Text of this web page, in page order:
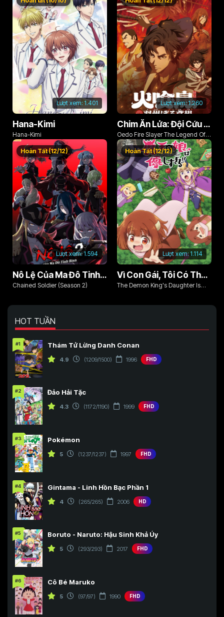
Lượt xem: 1.401
Hana-Kimi
Hana-Kimi
Lượt xem:1.260
Chim Ăn Lửa: Đội Cứu Hỏa Rách Rưới Vùng Ushu
Oedo Fire Slayer The Legend Of
Phoenix
Lượt xem:1.594
Hoàn Tất (12/12)
Nô Lệ Của Ma Đô Tinh Binh (Phần 2)
Chained Soldier (Season 2)
Lượt xem: 1.114
Hoàn Tất (12/12)
Vì Con Gái, Tôi Có Thể Đánh Bại Cả Ma Vương
The Demon King's Daughter Is
HOT TUẦN
#1 Thám Tử Lừng Danh Conan
4.9 (1209/1500) 1996 FHD
#2 Đảo Hải Tặc
4.3 (1172/1190) 1999 FHD
#3 Pokémon
5 (1237/1237) 1997 FHD
#4 Gintama - Linh Hồn Bạc Phần 1
4 (265/265) 2006 HD
#5 Boruto - Naruto: Hậu Sinh Khả Úy
5 (293/293) 2017 FHD
#6 Cô Bé Maruko
5 (97/97) 1990 FHD